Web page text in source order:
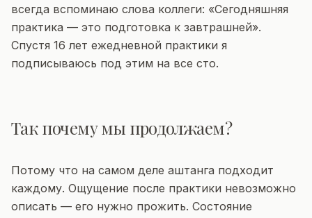
всегда вспоминаю слова коллеги: «Сегодняшняя
практика — это подготовка к завтрашней».
Спустя 16 лет ежедневной практики я
подписываюсь под этим на все сто.
Так почему мы продолжаем?
Потому что на самом деле аштанга подходит
каждому. Ощущение после практики невозможно
описать — его нужно прожить. Состояние